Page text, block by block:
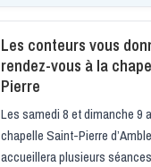
Les conteurs vous
rendez-vous à la
Pierre
Les samedi 8 et dimanche 9
chapelle Saint-Pierre
accueillera plusieurs